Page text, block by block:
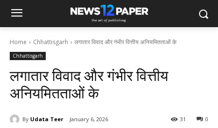
Home Chhattisgarh लगातार विवाद और गंभीर वित्तीय अनियमितताओं के
Chhattisgarh
लगातार विवाद और गंभीर वित्तीय
अनियमितताओं के
By Udata Teer January 6, 2026 0
31